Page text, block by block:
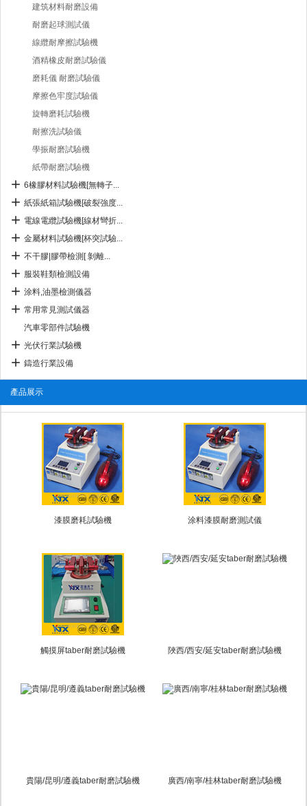
建筑材料耐磨設備
耐磨起球測試儀
線纜耐摩擦試驗機
酒精橡皮耐磨試驗儀
磨耗儀 耐磨試驗儀
摩擦色牢度試驗儀
旋轉磨耗試驗機
耐擦洗試驗儀
學振耐磨試驗機
紙帶耐磨試驗機
6橡膠材料試驗機[無轉子...
紙張紙箱試驗機[破裂強度...
電線電纜試驗機[線材彎折...
金屬材料試驗機[杯突試驗...
不干膠|膠帶檢測[ 剝離...
服裝鞋類檢測設備
涂料,油墨檢測儀器
常用常見測試儀器
汽車零部件試驗機
光伏行業試驗機
鑄造行業設備
產品展示
漆膜磨耗試驗機 涂料漆膜耐磨測試儀
觸摸屏taber耐磨試驗機 陜西/西安/延安taber耐磨試驗機
貴陽/昆明/遵義taber耐磨試驗機 廣西/南寧/桂林taber耐磨試驗機